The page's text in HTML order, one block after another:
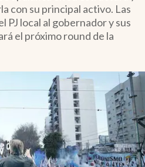
con su principal activo. Las
PJ local al gobernador y sus
el próximo round de la